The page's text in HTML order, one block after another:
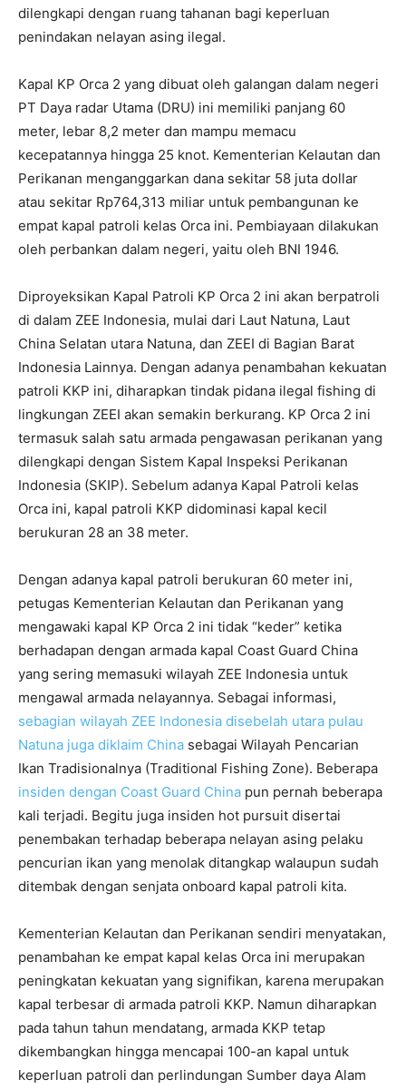
dilengkapi dengan ruang tahanan bagi keperluan
penindakan nelayan asing ilegal.
Kapal KP Orca 2 yang dibuat oleh galangan dalam negeri
PT Daya radar Utama (DRU) ini memiliki panjang 60
meter, lebar 8,2 meter dan mampu memacu
kecepatannya hingga 25 knot. Kementerian Kelautan dan
Perikanan menganggarkan dana sekitar 58 juta dollar
atau sekitar Rp764,313 miliar untuk pembangunan ke
empat kapal patroli kelas Orca ini. Pembiayaan dilakukan
oleh perbankan dalam negeri, yaitu oleh BNI 1946.
Diproyeksikan Kapal Patroli KP Orca 2 ini akan berpatroli
di dalam ZEE Indonesia, mulai dari Laut Natuna, Laut
China Selatan utara Natuna, dan ZEEI di Bagian Barat
Indonesia Lainnya. Dengan adanya penambahan kekuatan
patroli KKP ini, diharapkan tindak pidana ilegal fishing di
lingkungan ZEEI akan semakin berkurang. KP Orca 2 ini
termasuk salah satu armada pengawasan perikanan yang
dilengkapi dengan Sistem Kapal Inspeksi Perikanan
Indonesia (SKIP). Sebelum adanya Kapal Patroli kelas
Orca ini, kapal patroli KKP didominasi kapal kecil
berukuran 28 an 38 meter.
Dengan adanya kapal patroli berukuran 60 meter ini,
petugas Kementerian Kelautan dan Perikanan yang
mengawaki kapal KP Orca 2 ini tidak “keder” ketika
berhadapan dengan armada kapal Coast Guard China
yang sering memasuki wilayah ZEE Indonesia untuk
mengawal armada nelayannya. Sebagai informasi,
sebagian wilayah ZEE Indonesia disebelah utara pulau
Natuna juga diklaim China sebagai Wilayah Pencarian
Ikan Tradisionalnya (Traditional Fishing Zone). Beberapa
insiden dengan Coast Guard China pun pernah beberapa
kali terjadi. Begitu juga insiden hot pursuit disertai
penembakan terhadap beberapa nelayan asing pelaku
pencurian ikan yang menolak ditangkap walaupun sudah
ditembak dengan senjata onboard kapal patroli kita.
Kementerian Kelautan dan Perikanan sendiri menyatakan,
penambahan ke empat kapal kelas Orca ini merupakan
peningkatan kekuatan yang signifikan, karena merupakan
kapal terbesar di armada patroli KKP. Namun diharapkan
pada tahun tahun mendatang, armada KKP tetap
dikembangkan hingga mencapai 100-an kapal untuk
keperluan patroli dan perlindungan Sumber daya Alam